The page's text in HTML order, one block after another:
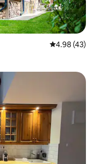
平均评分
4.98 (43)